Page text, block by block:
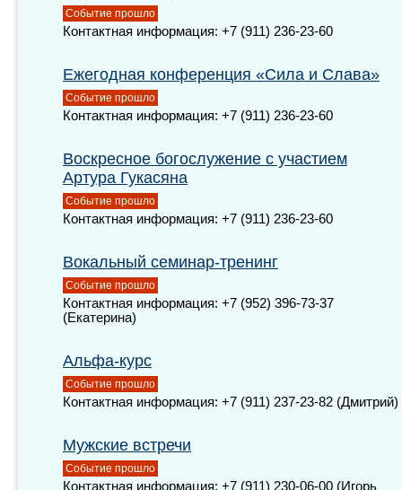
Событие прошло
Контактная информация: +7 (911) 236-23-60
Ежегодная конференция «Сила и Слава»
Событие прошло
Контактная информация: +7 (911) 236-23-60
Воскресное богослужение с участием
Артура Гукасяна
Событие прошло
Контактная информация: +7 (911) 236-23-60
Вокальный семинар-тренинг
Событие прошло
Контактная информация: +7 (952) 396-73-37
(Екатерина)
Альфа-курс
Событие прошло
Контактная информация: +7 (911) 237-23-82 (Дмитрий)
Мужские встречи
Событие прошло
Контактная информация: +7 (911) 230-06-00 (Игорь